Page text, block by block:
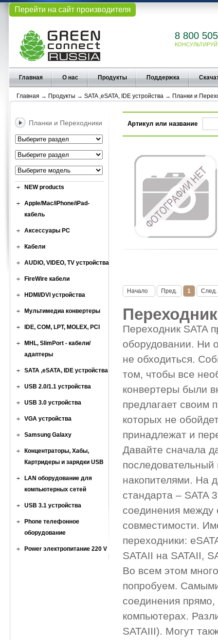
Перейти на сайт производителя
8 800
Главная О нас Продукты Поддержка
Главная → Продукты → SATA ,eSATA, IDE устройства → Планки и
Планки и Переходники
NEW products
Apple/Mac/iPhone/iPad-
кабель
Аксессуары PC
Кабели
AUDIO, VIDEO, TV устройства
FireWire кабели
HDMI/DVI устройства
Мультимедиа конвертеры
IDE, COM, LPT, MOLEX, PCI
MHL, SlimPort - кабели/
адаптеры
SATA ,eSATA, IDE устройства
USB 2.0/1.1 устройства
USB 3.0 устройства
VGA устройства
Samsung Galaxy
Концентраторы, Хабы,
Картридеры и зарядки USB
LAN оборудование для
компьютерных сетей
USB 3.1 устройства
Phone телефонное
оборудование
Power электропитание 220 V
Артикул или название
Начало Пред. 1 След.
Переходник SATA
оборудовании. Ни
не обходиться.
том, чтобы все
конвертеры были
предлагает своим
которых не
принадлежат и
Давайте сначала
накопителями. На
стандарта – SATA
соединения между
совместимости.
переходники:
SATAII на SATAII,
Во всем этом
попробуем.
соединения
компьютерах.
SATAIII). Могут